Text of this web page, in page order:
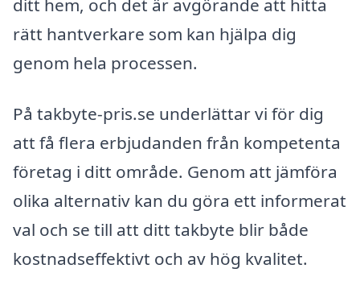
ditt hem, och det är avgörande att hitta
rätt hantverkare som kan hjälpa dig
genom hela processen.
På takbyte-pris.se underlättar vi för dig
att få flera erbjudanden från kompetenta
företag i ditt område. Genom att jämföra
olika alternativ kan du göra ett informerat
val och se till att ditt takbyte blir både
kostnadseffektivt och av hög kvalitet.